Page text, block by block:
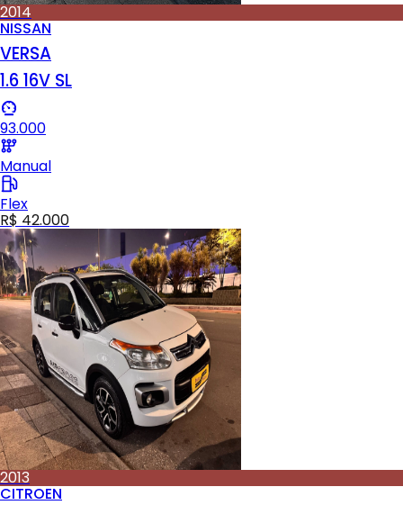
2014
NISSAN
VERSA
1.6 16V SL
93.000
Manual
Flex
R$ 42.000
2013
CITROEN